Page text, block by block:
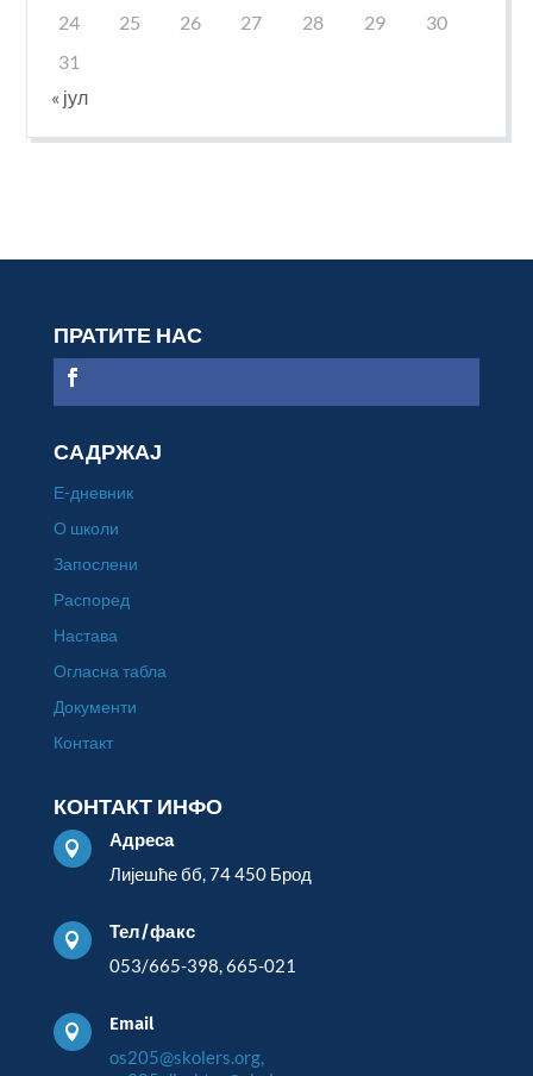
24
25 26 27 28 29
30
31
« јул
ПРАТИТЕ НАС
САДРЖАЈ
Е-дневник
О школи
Запослени
Распоред
Настава
Огласна табла
Документи
Контакт
КОНТАКТ ИНФО

Адреса
Лијешће бб, 74 450 Брод

Тел/факс
053/665-398, 665-021

Email
os205@skolers.org,